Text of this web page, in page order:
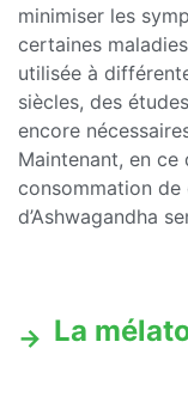
minimiser les
certaines
utilisée à
siècles, des
encore
Maintenant, en ce
consommation de
d’Ashwagandha
La